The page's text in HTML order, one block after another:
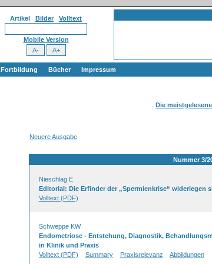
Artikel Bilder Volltext
Mobile Version
Fortbildung Bücher Impressum
Die
Neuere Ausgabe
Nummer 3/
Nieschlag E
Editorial: Die Erfinder der „Spermienkrise“ widerlegen
Volltext (PDF)
Schweppe KW
Endometriose - Entstehung, Diagnostik,
in Klinik und Praxis
Volltext (PDF)
Summary Praxisrelevanz Abbildungen